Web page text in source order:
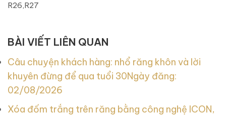
R26,R27
BÀI VIẾT LIÊN QUAN
Câu chuyện khách hàng: nhổ răng khôn và lời
khuyên đừng để qua tuổi 30Ngày đăng:
02/08/2026
Xóa đốm trắng trên răng bằng công nghệ ICON,